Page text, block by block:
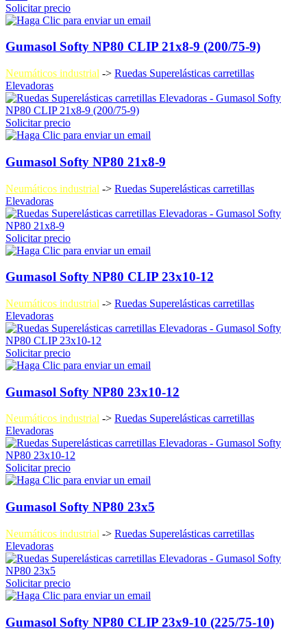
Solicitar precio
Gumasol Softy NP80 CLIP 21x8-9 (200/75-9)
Neumáticos industrial -> Ruedas Superelásticas carretillas
Elevadoras
Solicitar precio
Gumasol Softy NP80 21x8-9
Neumáticos industrial -> Ruedas Superelásticas carretillas
Elevadoras
Solicitar precio
Gumasol Softy NP80 CLIP 23x10-12
Neumáticos industrial -> Ruedas Superelásticas carretillas
Elevadoras
Solicitar precio
Gumasol Softy NP80 23x10-12
Neumáticos industrial -> Ruedas Superelásticas carretillas
Elevadoras
Solicitar precio
Gumasol Softy NP80 23x5
Neumáticos industrial -> Ruedas Superelásticas carretillas
Elevadoras
Solicitar precio
Gumasol Softy NP80 CLIP 23x9-10 (225/75-10)